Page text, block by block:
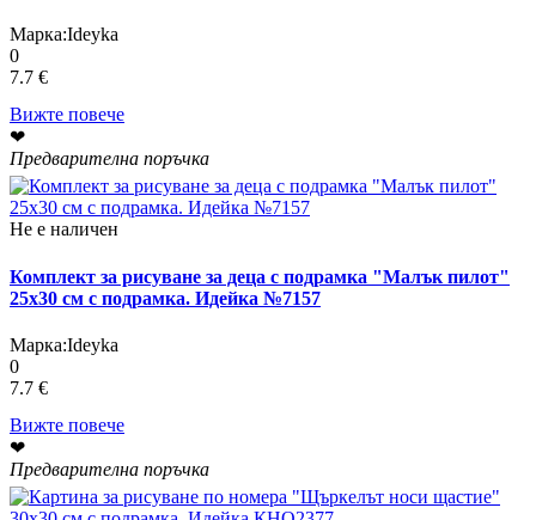
Марка:Ideyka
0
7.7 €
Вижте повече
❤
Предварителна поръчка
Не е наличен
Комплект за рисуване за деца с подрамка "Малък пилот"
25х30 см с подрамка. Идейка №7157
Марка:Ideyka
0
7.7 €
Вижте повече
❤
Предварителна поръчка